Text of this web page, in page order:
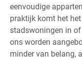
eenvoudige
praktijk komt het
stadswoningen in
ons worden
minder van belang,